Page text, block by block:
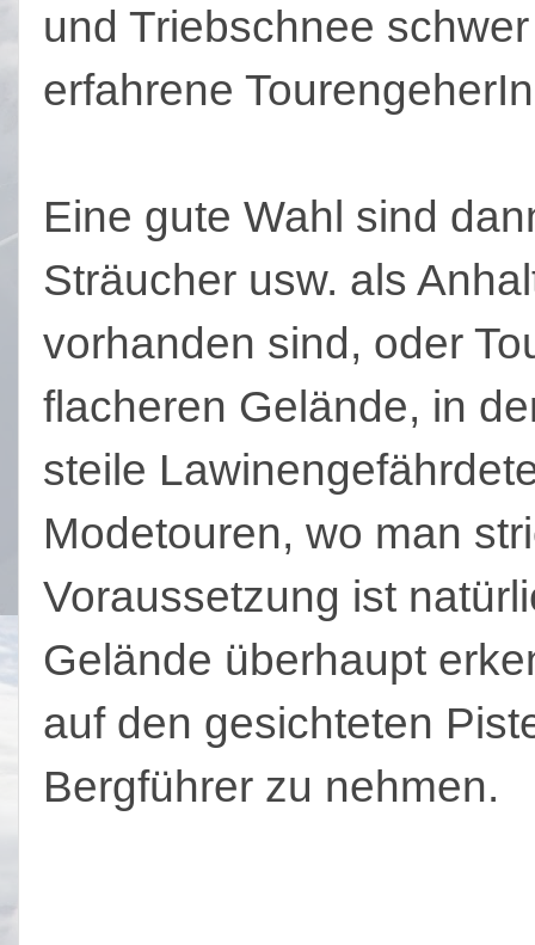
und Triebschnee
erfahrene
Eine gute Wahl sind
Sträucher usw. als
vorhanden sind, oder
flacheren Gelände, in
steile
Modetouren, wo man
Voraussetzung ist
Gelände überhaupt
auf den gesichteten
Bergführer zu nehmen.